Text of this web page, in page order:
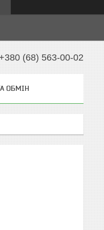
+380 (68) 563-00-02
ОБМІН